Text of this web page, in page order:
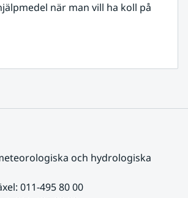
när man vill ha koll på
och hydrologiska
011-495 80 00